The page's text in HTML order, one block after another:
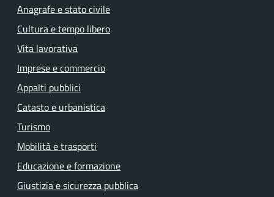
Anagrafe e stato civile
Cultura e tempo libero
Vita lavorativa
Imprese e commercio
Appalti pubblici
Catasto e urbanistica
Turismo
Mobilità e trasporti
Educazione e formazione
Giustizia e sicurezza pubblica